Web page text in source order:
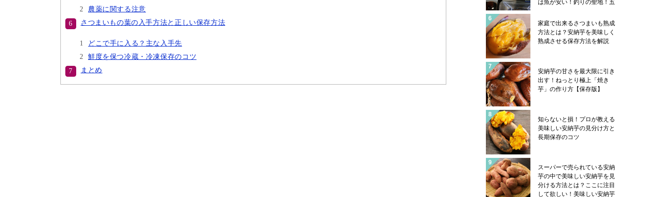
農薬に関する注意
さつまいもの葉の入手方法と正しい保存方法
どこで手に入る？主な入手先
鮮度を保つ冷蔵・冷凍保存のコツ
まとめ
は魚が安い！釣りの聖地！五
魚類学者サカナ君の帽子のハ
コフグは五島の郷土料理にあ
ります！
家庭で出来るさつまいも熟成
方法とは？安納芋を美味しく
熟成させる保存方法を解説
安納芋の甘さを最大限に引き
出す！ねっとり極上「焼き
芋」の作り方【保存版】
知らないと損！プロが教える
美味しい安納芋の見分け方と
長期保存のコツ
スーパーで売られている安納
芋の中で美味しい安納芋を見
分ける方法とは？ここに注目
して欲しい！美味しい安納芋